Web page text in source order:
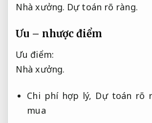
Nhà xưởng. Dự toán rõ ràng.
Ưu – nhược điểm
Ưu điểm:
Nhà xưởng.
Chi phí hợp lý, Dự toán rõ
mua